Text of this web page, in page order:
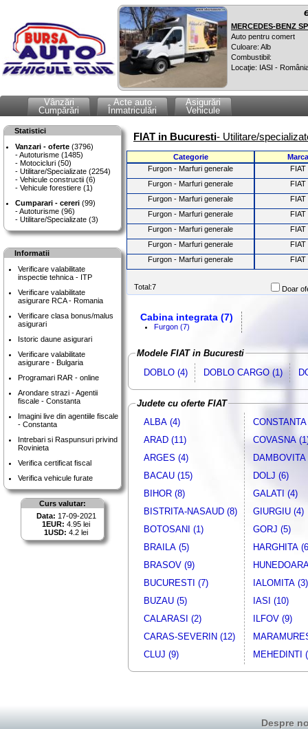
MERCEDES-BENZ
Auto pentru comert
Culoare: Alb
Combustibil:
Locaţie: IASI -
Vânzări
Cumpărări
Acte auto
Înmatriculări
Asigurări
Vehicule
Statistici
Vanzari - oferte (3796)
Autoturisme (1485)
Motocicluri (50)
Utilitare/Specializate (2254)
Vehicule constructii (6)
Vehicule forestiere (1)
Cumparari - cereri (99)
Autoturisme (96)
Utilitare/Specializate (3)
Informatii
Verificare valabilitate
inspectie tehnica - ITP
Verificare valabilitate
asigurare RCA - Romania
Verificare clasa bonus/malus
asigurari
Istoric daune asigurari
Verificare valabilitate
asigurare - Bulgaria
Programari RAR - online
Arondare strazi - Agentii
fiscale - Constanta
Imagini live din agentiile fiscale
- Constanta
Intrebari si Raspunsuri privind
Rovinieta
Verifica certificat fiscal
Verifica vehicule furate
Curs valutar:
Data: 17-09-2021
1EUR: 4.95 lei
1USD: 4.2 lei
FIAT in Bucuresti- Utilitare/
Categorie
Marca
Furgon - Marfuri generale
FIAT
Furgon - Marfuri generale
FIAT
Furgon - Marfuri generale
FIAT
Furgon - Marfuri generale
FIAT
Furgon - Marfuri generale
FIAT
Furgon - Marfuri generale
FIAT
Furgon - Marfuri generale
FIAT
Total:7 Doar
Cabina integrata (7)
Furgon (7)
Modele FIAT in Bucuresti
DOBLO (4)
DOBLO CARGO (1)
Judete cu oferte FIAT
ALBA (4)
ARAD (11)
ARGES (4)
BACAU (15)
BIHOR (8)
BISTRITA-NASAUD (8)
BOTOSANI (1)
BRAILA (5)
BRASOV (9)
BUCURESTI (7)
BUZAU (5)
CALARASI (2)
CARAS-SEVERIN (12)
CLUJ (9)
COVASNA
DAMBOVITA
DOLJ (6)
GALATI (4)
GIURGIU (4)
GORJ (5)
HARGHITA
IALOMITA (3)
IASI (10)
ILFOV (9)
MEHEDINTI
Despre